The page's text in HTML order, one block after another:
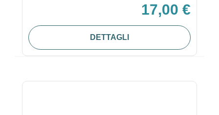
17,00 €
DETTAGLI